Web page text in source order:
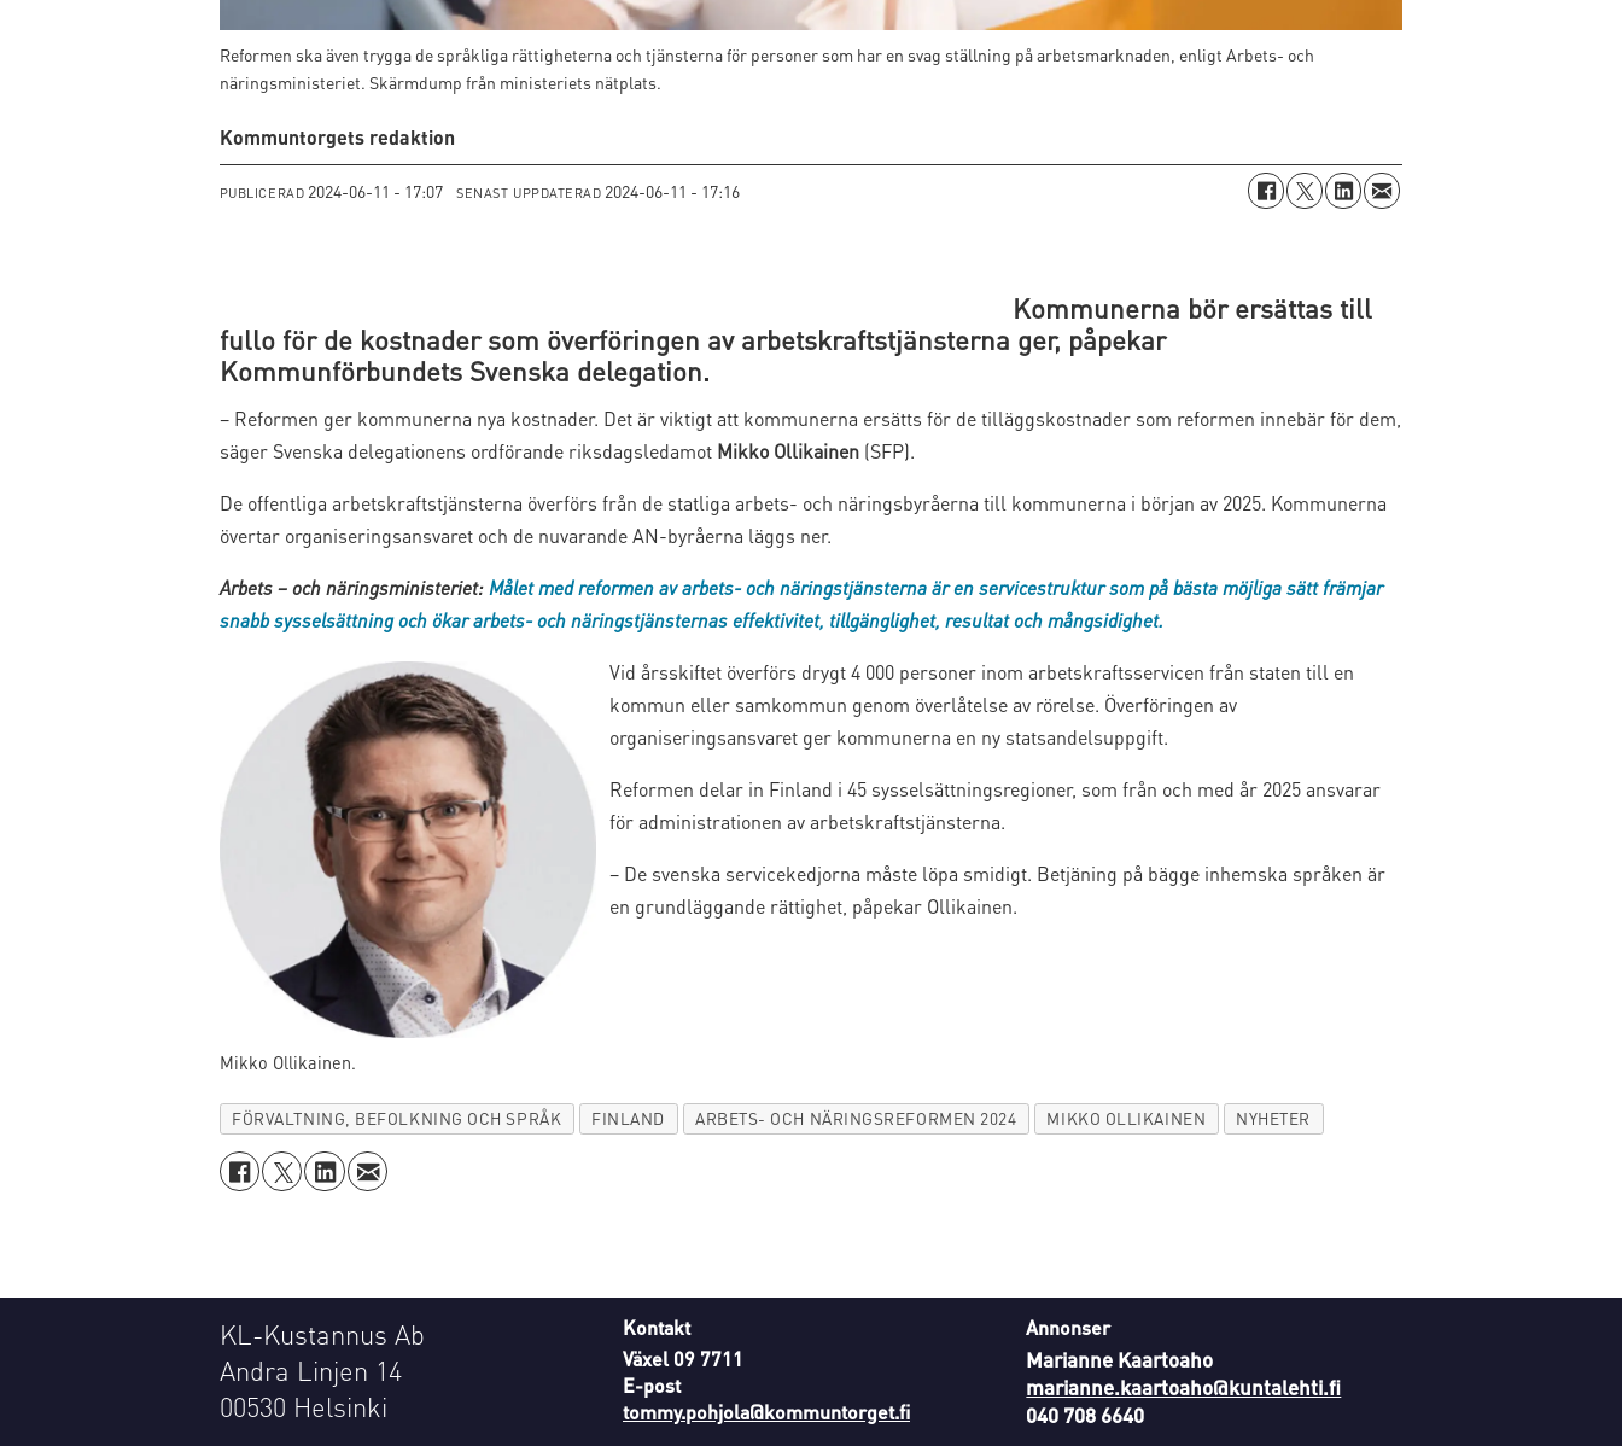
Reformen ska även trygga de språkliga rättigheterna och tjänsterna för personer som har en svag ställning på arbetsmarknaden, enligt Arbets- och
näringsministeriet. Skärmdump från ministeriets nätplats.
Kommuntorgets redaktion
PUBLICERAD 2024-06-11 - 17:07 SENAST UPPDATERAD 2024-06-11 - 17:16
Kommunerna bör ersättas till
fullo för de kostnader som överföringen av arbetskraftstjänsterna ger, påpekar
Kommunförbundets Svenska delegation.
– Reformen ger kommunerna nya kostnader. Det är viktigt att kommunerna ersätts för de tilläggskostnader som reformen innebär för dem,
säger Svenska delegationens ordförande riksdagsledamot Mikko Ollikainen (SFP).
De offentliga arbetskraftstjänsterna överförs från de statliga arbets- och näringsbyråerna till kommunerna i början av 2025. Kommunerna
övertar organiseringsansvaret och de nuvarande AN-byråerna läggs ner.
Arbets – och näringsministeriet: Målet med reformen av arbets- och näringstjänsterna är en servicestruktur som på bästa möjliga sätt främjar
snabb sysselsättning och ökar arbets- och näringstjänsternas effektivitet, tillgänglighet, resultat och mångsidighet.
Mikko Ollikainen.
Vid årsskiftet överförs drygt 4 000 personer inom arbetskraftsservicen från staten till en
kommun eller samkommun genom överlåtelse av rörelse. Överföringen av
organiseringsansvaret ger kommunerna en ny statsandelsuppgift.
Reformen delar in Finland i 45 sysselsättningsregioner, som från och med år 2025 ansvarar
för administrationen av arbetskraftstjänsterna.
– De svenska servicekedjorna måste löpa smidigt. Betjäning på bägge inhemska språken är
en grundläggande rättighet, påpekar Ollikainen.
FÖRVALTNING, BEFOLKNING OCH SPRÅK FINLAND ARBETS- OCH NÄRINGSREFORMEN 2024 MIKKO OLLIKAINEN NYHETER
KL-Kustannus Ab
Andra Linjen 14
00530 Helsinki
Kontakt
Växel 09 7711
E-post
tommy.pohjola@kommuntorget.fi
Annonser
Marianne Kaartoaho
marianne.kaartoaho@kuntalehti.fi
040 708 6640